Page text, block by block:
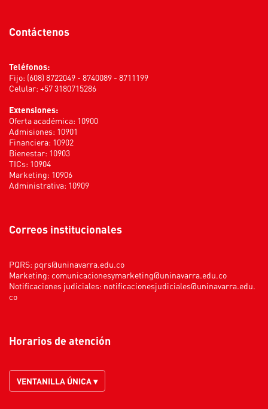
Contáctenos
Teléfonos:
Fijo: (608) 8722049 - 8740089 - 8711199
Celular: +57 3180715286
Extensiones:
Oferta académica: 10900
Admisiones: 10901
Financiera: 10902
Bienestar: 10903
TICs: 10904
Marketing: 10906
Administrativa: 10909
Correos institucionales
PQRS: pqrs@uninavarra.edu.co
Marketing: comunicacionesymarketing@uninavarra.edu.co
Notificaciones judiciales: notificacionesjudiciales@uninavarra.edu.
co
Horarios de atención
VENTANILLA ÚNICA ▾